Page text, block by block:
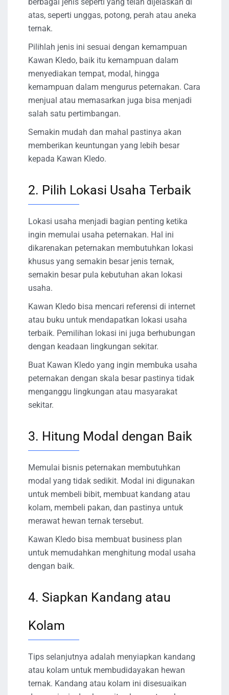
atas, seperti unggas, potong, perah atau aneka
ternak.
Pilihlah jenis ini sesuai dengan kemampuan
Kawan Kledo, baik itu kemampuan dalam
menyediakan tempat, modal, hingga
kemampuan dalam mengurus peternakan. Cara
menjual atau memasarkan juga bisa menjadi
salah satu pertimbangan.
Semakin mudah dan mahal pastinya akan
memberikan keuntungan yang lebih besar
kepada Kawan Kledo.
2. Pilih Lokasi Usaha Terbaik
Lokasi usaha menjadi bagian penting ketika
ingin memulai usaha peternakan. Hal ini
dikarenakan peternakan membutuhkan lokasi
khusus yang semakin besar jenis ternak,
semakin besar pula kebutuhan akan lokasi
usaha.
Kawan Kledo bisa mencari referensi di internet
atau buku untuk mendapatkan lokasi usaha
terbaik. Pemilihan lokasi ini juga berhubungan
dengan keadaan lingkungan sekitar.
Buat Kawan Kledo yang ingin membuka usaha
peternakan dengan skala besar pastinya tidak
menganggu lingkungan atau masyarakat
sekitar.
3. Hitung Modal dengan Baik
Memulai bisnis peternakan membutuhkan
modal yang tidak sedikit. Modal ini digunakan
untuk membeli bibit, membuat kandang atau
kolam, membeli pakan, dan pastinya untuk
merawat hewan ternak tersebut.
Kawan Kledo bisa membuat business plan
untuk memudahkan menghitung modal usaha
dengan baik.
4. Siapkan Kandang atau
Kolam
Tips selanjutnya adalah menyiapkan kandang
atau kolam untuk membudidayakan hewan
ternak. Kandang atau kolam ini disesuaikan